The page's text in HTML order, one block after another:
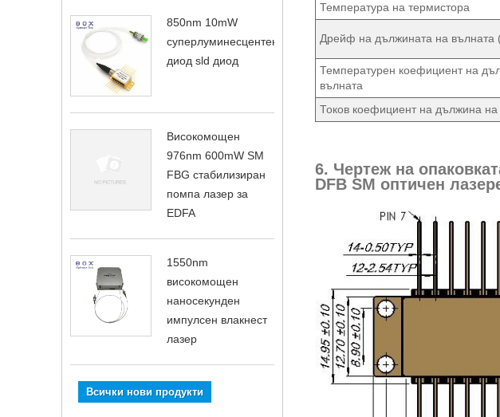
850nm 10mW
суперлуминесцентен
диод sld диод
Високомощен
976nm 600mW SM
FBG стабилизиран
помпа лазер за
EDFA
1550nm
високомощен
наносекунден
импулсен влакнест
лазер
Всички нови продукти
Температура на термистора
Дрейф на дължината на вълната
Температурен коефициент на
вълната
Токов коефициент на дължина на
6. Чертеж на
DFB SM оптичен